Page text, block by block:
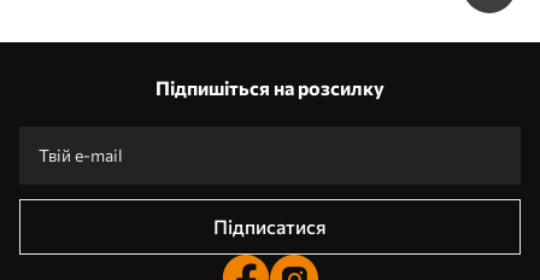
Підпишіться на розсилку
Підписатися